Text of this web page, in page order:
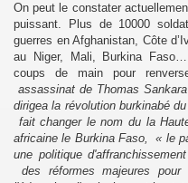
On peut le constater
puissant. Plus de 10000
guerres en Afghanistan, Côte
au Niger, Mali, Burkina
coups de main pour
assassinat de Thomas
dirigea la révolution burkinabé
fait changer le nom du la
africaine le Burkina Faso, « le
une politique
des réformes majeures